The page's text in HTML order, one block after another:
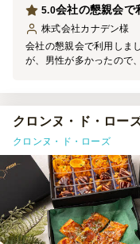
会社の懇親会で
5.0
株式会社カナデン様
会社の懇親会で利用しま
が、男性が多かったので
たが独り占めはできない
ゃれでした。また注文し
クロンヌ・ド・ロー
クロンヌ・ド・ローズ